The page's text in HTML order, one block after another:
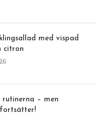
med vispad
citron
rutinerna – men